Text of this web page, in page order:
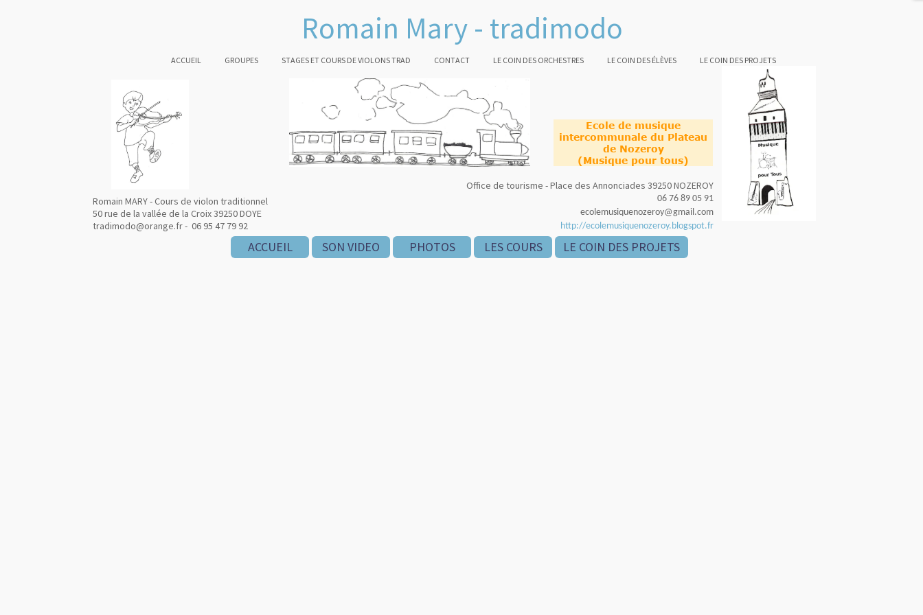
Romain Mary - tradimodo
ACCUEIL GROUPES STAGES ET COURS DE VIOLONS TRAD CONTACT LE COIN DES ORCHESTRES LE COIN DES ÉLÈVES LE COIN DES PROJETS
Ecole de musique
intercommunale du Plateau
de Nozeroy
(Musique pour tous)
Office de tourisme - Place des Annonciades 39250 NOZEROY
06 76 89 05 91
ecolemusiquenozeroy@gmail.com
http://ecolemusiquenozeroy.blogspot.fr
Romain MARY - Cours de violon traditionnel
50 rue de la vallée de la Croix 39250 DOYE
tradimodo@orange.fr - 06 95 47 79 92
ACCUEIL SON VIDEO PHOTOS LES COURS LE COIN DES PROJETS